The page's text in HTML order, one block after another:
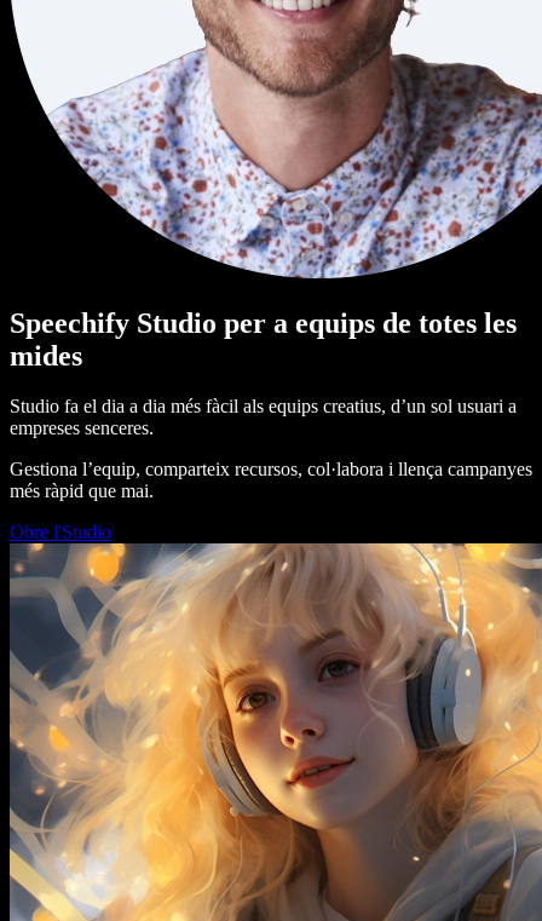
Speechify Studio per a equips de totes les
mides
Studio fa el dia a dia més fàcil als equips creatius, d’un sol usuari a
empreses senceres.
Gestiona l’equip, comparteix recursos, col·labora i llença campanyes
més ràpid que mai.
Obre l'Studio